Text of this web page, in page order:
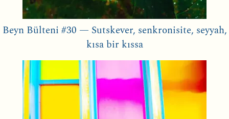
Beyn Bülteni #30 — Sutskever, senkronisite, seyyah,
kısa bir kıssa